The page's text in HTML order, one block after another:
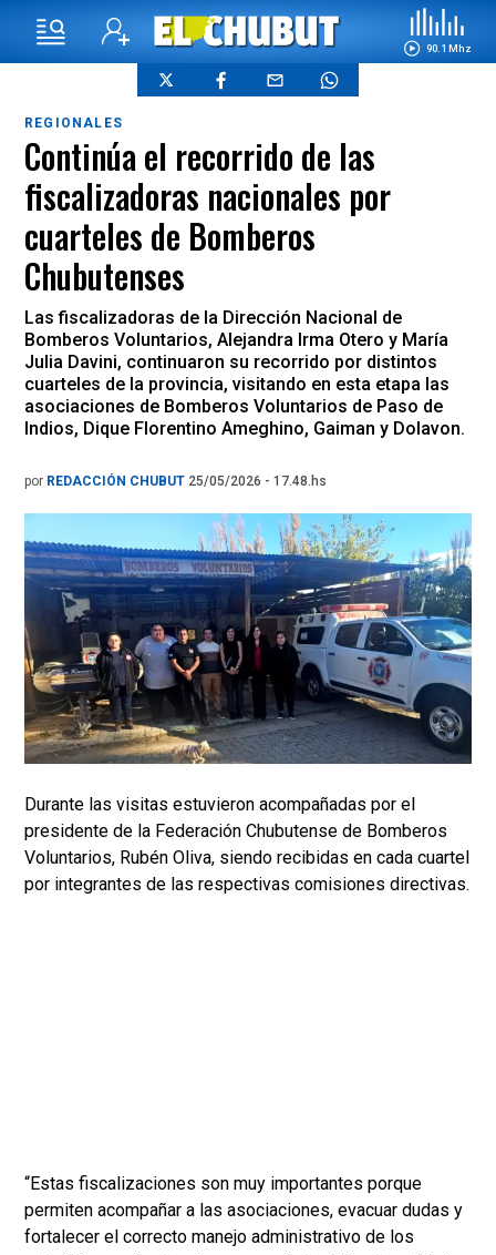
90.1 Mhz
REGIONALES
Continúa el recorrido de las
fiscalizadoras nacionales por
cuarteles de Bomberos
Chubutenses
Las fiscalizadoras de la Dirección Nacional de
Bomberos Voluntarios, Alejandra Irma Otero y María
Julia Davini, continuaron su recorrido por distintos
cuarteles de la provincia, visitando en esta etapa las
asociaciones de Bomberos Voluntarios de Paso de
Indios, Dique Florentino Ameghino, Gaiman y Dolavon.
por REDACCIÓN CHUBUT 25/05/2026 - 17.48.hs
Durante las visitas estuvieron acompañadas por el
presidente de la Federación Chubutense de Bomberos
Voluntarios, Rubén Oliva, siendo recibidas en cada cuartel
por integrantes de las respectivas comisiones directivas.
“Estas fiscalizaciones son muy importantes porque
permiten acompañar a las asociaciones, evacuar dudas y
fortalecer el correcto manejo administrativo de los